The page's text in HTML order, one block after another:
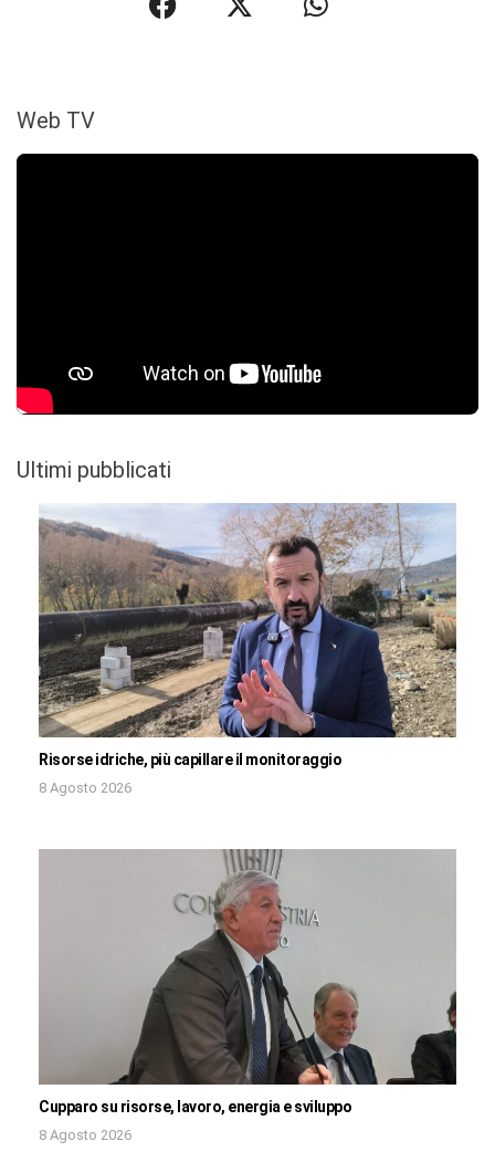
Web TV
Ultimi pubblicati
Risorse idriche, più capillare il monitoraggio
8 Agosto 2026
Cupparo su risorse, lavoro, energia e sviluppo
8 Agosto 2026